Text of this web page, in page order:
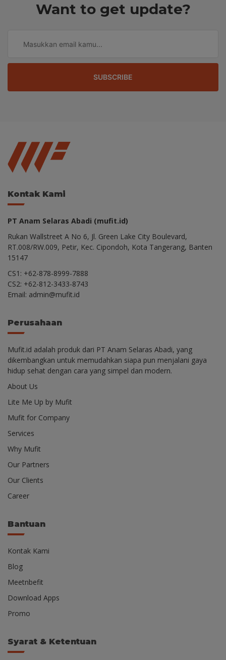
Want to get update?
SUBSCRIBE
Kontak Kami
PT Anam Selaras Abadi (mufit.id)
Rukan Wallstreet A No 6, Jl. Green Lake City Boulevard,
RT.008/RW.009, Petir, Kec. Cipondoh, Kota Tangerang, Banten
15147
CS1: +62-878-8999-7888
CS2: +62-812-3433-8743
Email: admin@mufit.id
Perusahaan
Mufit.id adalah produk dari PT Anam Selaras Abadi, yang
dikembangkan untuk memudahkan siapa pun menjalani gaya
hidup sehat dengan cara yang simpel dan modern.
About Us
Lite Me Up by Mufit
Mufit for Company
Services
Why Mufit
Our Partners
Our Clients
Career
Bantuan
Kontak Kami
Blog
Meetnbefit
Download Apps
Promo
Syarat & Ketentuan